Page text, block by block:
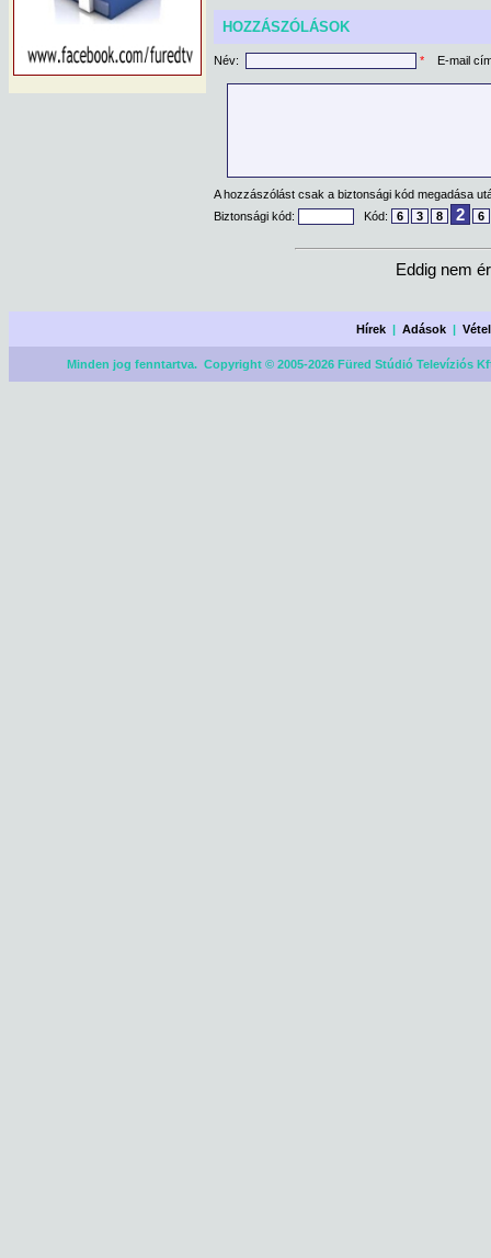
HOZZÁSZÓLÁSOK
Név: * E-mail
A hozzászólást csak a biztonsági kód megadása
Biztonsági kód:
Kód: 6 3 8 2 6
Eddig nem
Hírek |Adások |
Minden jog fenntartva. Copyright © 2005-2026 Füred Stúdió Televíziós